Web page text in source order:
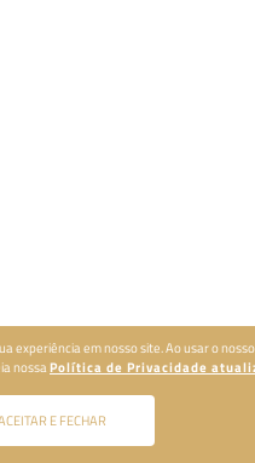
experiência em nosso site. Ao usar o
nossaPolítica de Privacidade
E FECHAR